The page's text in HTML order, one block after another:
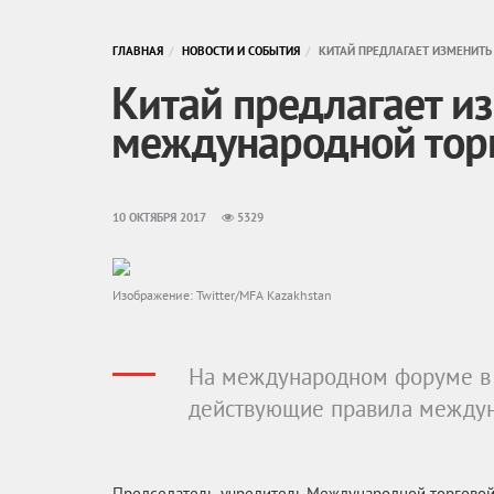
ГЛАВНАЯ НОВОСТИ И СОБЫТИЯ КИТАЙ ПРЕДЛАГАЕТ
Китай предлагает
международной
10 ОКТЯБРЯ 2017 5329
На международном форуме
действующие правила